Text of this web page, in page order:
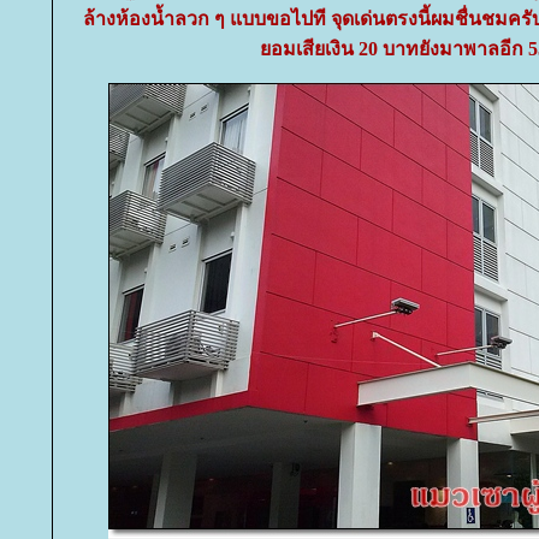
ล้างห้องน้ำลวก ๆ แบบขอไปที จุดเด่นตรงนี้ผมชื่นชมครั
อมเสียเงิน 20 บาทยังมาพาลอีก